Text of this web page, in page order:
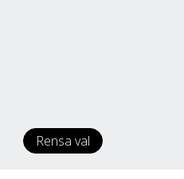
Rensa val